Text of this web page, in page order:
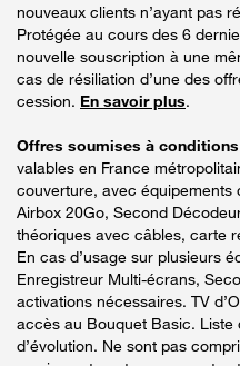
nouveaux clients n’ayant pas
Protégée au cours des 6
nouvelle souscription à une
cas de résiliation d’une des
cession. En savoir plus.
Offres soumises à
valables en France
couverture, avec équipements
Airbox 20Go, Second
théoriques avec câbles, carte
En cas d’usage sur plusieurs
Enregistreur Multi-écrans,
activations nécessaires. TV
accès au Bouquet Basic. Liste
d’évolution. Ne sont pas